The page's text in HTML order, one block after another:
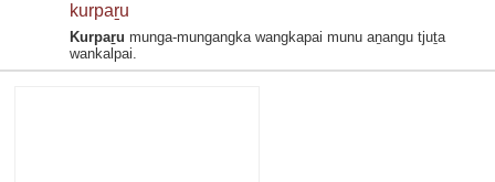
kurpaṟu
Kurpaṟu munga-mungangka wangkapai munu aṉangu tjuṯa
wankalpai.